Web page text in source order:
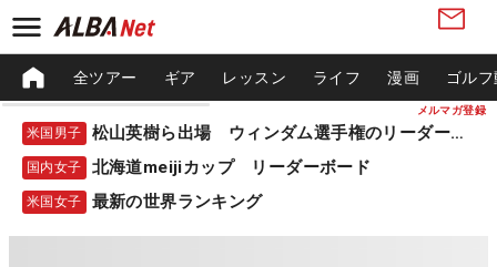
メルマガ登録
全ツアー ギア レッスン ライフ 漫画 ゴル
米国男子 松山英樹ら出場 ウィンダム選手権のリーダーボード
国内女子 北海道meijiカップ リーダーボード
米国女子 最新の世界ランキング